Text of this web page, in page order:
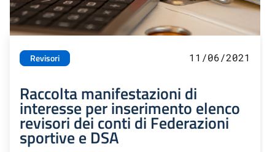
Revisori 11/06/2021
Raccolta manifestazioni di
interesse per inserimento elenco
revisori dei conti di Federazioni
sportive e DSA